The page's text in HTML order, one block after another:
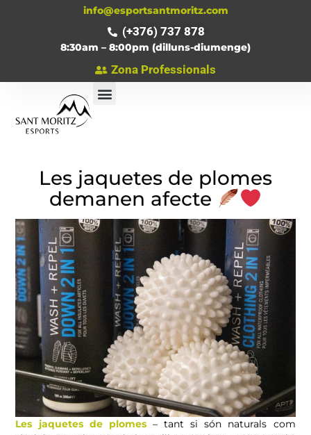
info@esportsantmoritz.com
(+376) 737 878
8:30am – 8:00pm (dilluns-diumenge)
Zona Professionals
Les jaquetes de plomes
demanen afecte
Les jaquetes de plomes– tant si són naturals com